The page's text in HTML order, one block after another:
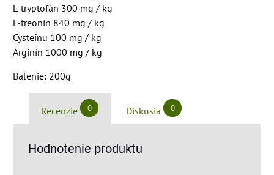
L-tryptofán 300 mg / kg
L-treonín 840 mg / kg
Cysteínu 100 mg / kg
Arginín 1000 mg / kg
Balenie: 200g
Recenzie 0 Diskusia 0
Hodnotenie produktu